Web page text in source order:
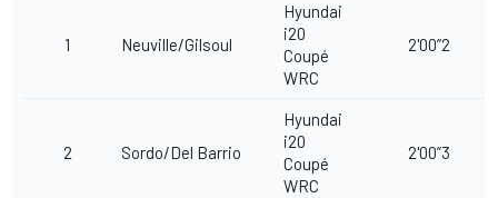
1 Neuville/Gilsoul
Hyundai
i20
Coupé
WRC
2'00”2
2 Sordo/Del Barrio
Hyundai
i20
Coupé
WRC
2'00”3